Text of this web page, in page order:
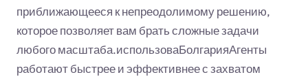
приближающееся к непреодолимому решению,
которое позволяет вам брать сложные задачи
любого масштаба.использоваБолгарияАгенты
работают быстрее и эффективнее с захватом